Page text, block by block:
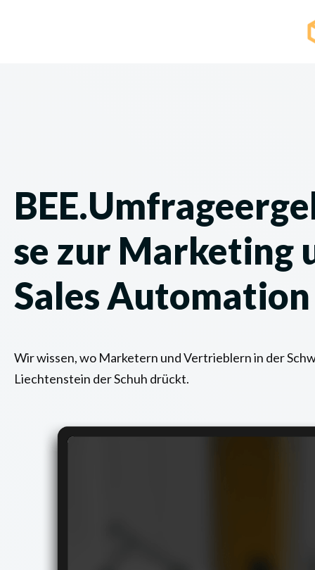
se zur Marketing
Sales Automation
Wir wissen, wo Marketern und Vertrieblern in der
Liechtenstein der Schuh drückt.